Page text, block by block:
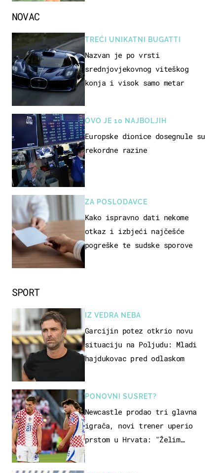
SPORT
IZ VEDRA NEBA
Garcijin potez otkrio novu
situaciju na Poljudu: Mladi
hajdukovac pred odlaskom
PONOVNI SUSRET?
Newcastle prodao tri glavna
igrača, novi trener uperio
prstom u Hrvata: "Želim
NOVAC
TREĆI UNIKATNI BUGATTI
Nazvan je po vrsti
srednjovjekovnog viteškog
konja i visok samo metar
OVO JE 10 NAJBOLJIH
Europske dionice dosegnule su
rekordne razine
ZA POSLODAVCE
Kako ispravno dati nekome
otkaz i izbjeći najčešće
pogreške te sudske sporove